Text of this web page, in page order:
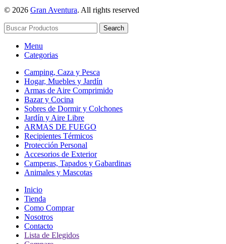
© 2026 Gran Aventura. All rights reserved
Search
Menu
Categorias
Camping, Caza y Pesca
Hogar, Muebles y Jardín
Armas de Aire Comprimido
Bazar y Cocina
Sobres de Dormir y Colchones
Jardín y Aire Libre
ARMAS DE FUEGO
Recipientes Térmicos
Protección Personal
Accesorios de Exterior
Camperas, Tapados y Gabardinas
Animales y Mascotas
Inicio
Tienda
Como Comprar
Nosotros
Contacto
Lista de Elegidos